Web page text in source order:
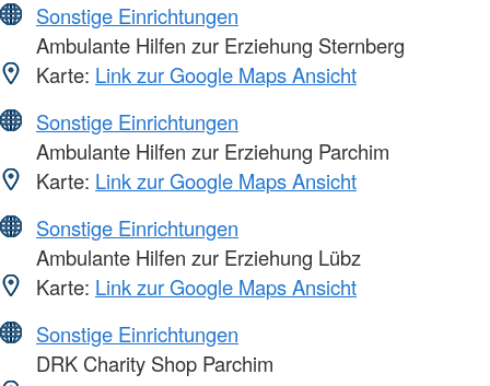
Sonstige Einrichtungen
Ambulante Hilfen zur Erziehung Sternberg
Karte: Link zur Google Maps Ansicht
Sonstige Einrichtungen
Ambulante Hilfen zur Erziehung Parchim
Karte: Link zur Google Maps Ansicht
Sonstige Einrichtungen
Ambulante Hilfen zur Erziehung Lübz
Karte: Link zur Google Maps Ansicht
Sonstige Einrichtungen
DRK Charity Shop Parchim